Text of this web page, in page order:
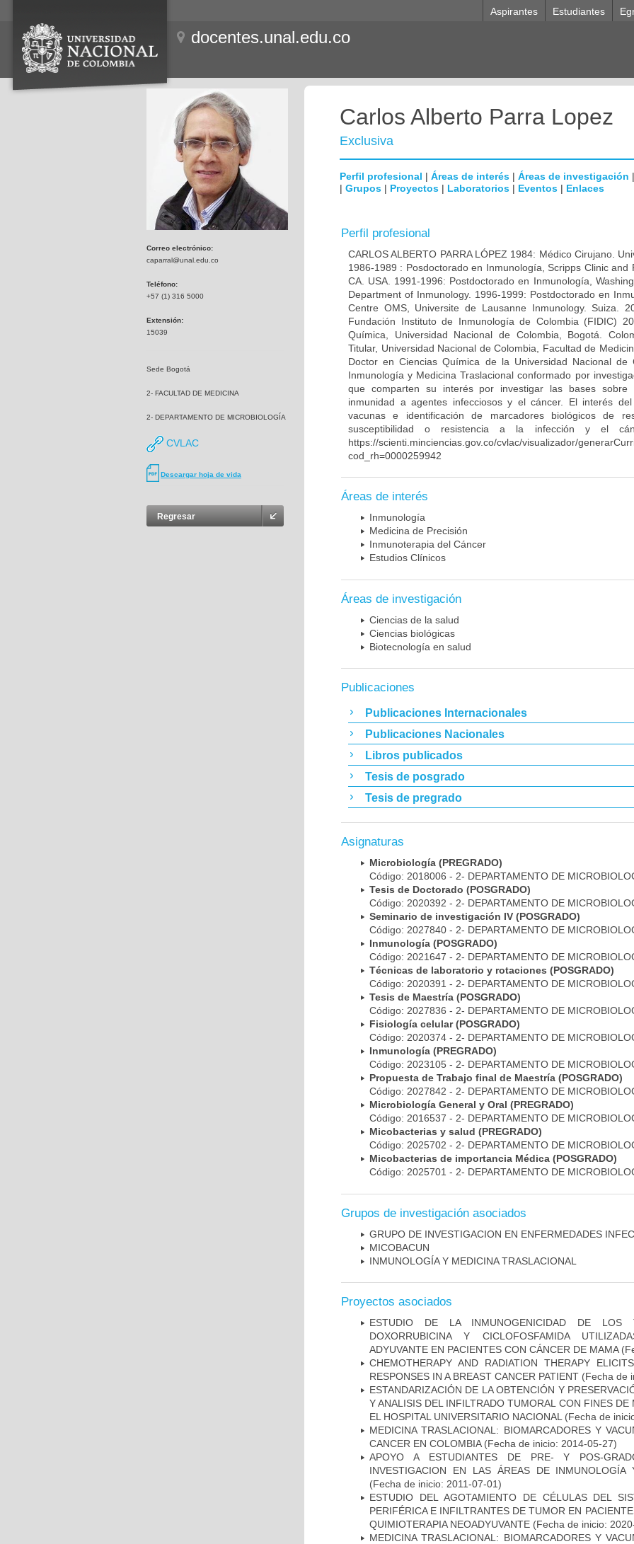
Aspirantes Estudiantes
docentes.unal.edu.co
Correo electrónico:
caparral@unal.edu.co
Teléfono:
+57 (1) 316 5000
Extensión:
15039
Sede Bogotá
2- FACULTAD DE MEDICINA
2- DEPARTAMENTO DE MICROBIOLOGÍA
CVLAC
Descargar hoja de vida
Regresar
Carlos Alberto Parra Lopez
Exclusiva
Perfil profesional | Áreas de interés | Áreas de investigación |
| Grupos | Proyectos | Laboratorios | Eventos | Enlaces
Perfil profesional
CARLOS ALBERTO PARRA LÓPEZ 1984: Médico Cirujano.
1986-1989 : Posdoctorado en Inmunología, Scripps Clinic and
CA. USA. 1991-1996: Postdoctorado en Inmunología,
Department of Inmunology. 1996-1999: Postdoctorado en
Centre OMS, Universite de Lausanne Inmunology. Suiza.
Fundación Instituto de Inmunología de Colombia (FIDIC)
Química, Universidad Nacional de Colombia, Bogotá.
Titular, Universidad Nacional de Colombia, Facultad de
Doctor en Ciencias Química de la Universidad Nacional
Inmunología y Medicina Traslacional conformado por
que comparten su interés por investigar las bases sobre
inmunidad a agentes infecciosos y el cáncer. El interés
vacunas e identificación de marcadores biológicos de
susceptibilidad o resistencia a la infección y el
https://scienti.minciencias.gov.co/cvlac/visualizador/
cod_rh=0000259942
Áreas de interés
Inmunología
Medicina de Precisión
Inmunoterapia del Cáncer
Estudios Clínicos
Áreas de investigación
Ciencias de la salud
Ciencias biológicas
Biotecnología en salud
Publicaciones
Publicaciones Internacionales
Publicaciones Nacionales
Libros publicados
Tesis de posgrado
Tesis de pregrado
Asignaturas
Microbiología (PREGRADO)
Código: 2018006 - 2- DEPARTAMENTO DE
Tesis de Doctorado (POSGRADO)
Código: 2020392 - 2- DEPARTAMENTO DE
Seminario de investigación IV (POSGRADO)
Código: 2027840 - 2- DEPARTAMENTO DE
Inmunología (POSGRADO)
Código: 2021647 - 2- DEPARTAMENTO DE
Técnicas de laboratorio y rotaciones (POSGRADO)
Código: 2020391 - 2- DEPARTAMENTO DE
Tesis de Maestría (POSGRADO)
Código: 2027836 - 2- DEPARTAMENTO DE
Fisiología celular (POSGRADO)
Código: 2020374 - 2- DEPARTAMENTO DE
Inmunología (PREGRADO)
Código: 2023105 - 2- DEPARTAMENTO DE
Propuesta de Trabajo final de Maestría (POSGRADO)
Código: 2027842 - 2- DEPARTAMENTO DE
Microbiología General y Oral (PREGRADO)
Código: 2016537 - 2- DEPARTAMENTO DE
Micobacterias y salud (PREGRADO)
Código: 2025702 - 2- DEPARTAMENTO DE
Micobacterias de importancia Médica (POSGRADO)
Código: 2025701 - 2- DEPARTAMENTO DE
Grupos de investigación asociados
GRUPO DE INVESTIGACION EN ENFERMEDADES
MICOBAC­UN
INMUNOLOGÍA Y MEDICINA TRASLACIONAL
Proyectos asociados
ESTUDIO DE LA INMUNOGENICIDAD DE LOS
DOXORRUBICINA Y CICLOFOSFAMIDA
ADYUVANTE EN PACIENTES CON CÁNCER DE MAMA
CHEMOTHERAPY AND RADIATION THERAPY
RESPONSES IN A BREAST CANCER PATIENT (Fecha de
ESTANDARIZACIÓN DE LA OBTENCIÓN Y
Y ANALISIS DEL INFILTRADO TUMORAL CON FINES DE
EL HOSPITAL UNIVERSITARIO NACIONAL (Fecha de
MEDICINA TRASLACIONAL: BIOMARCADORES Y
CANCER EN COLOMBIA(Fecha de inicio: 2014-05-27)
APOYO A ESTUDIANTES DE PRE- Y POS-
INVESTIGACION EN LAS ÁREAS DE INMUNOLOGÍA
(Fecha de inicio: 2011-07-01)
ESTUDIO DEL AGOTAMIENTO DE CÉLULAS DEL
PERIFÉRICA E INFILTRANTES DE TUMOR EN
QUIMIOTERAPIA NEOADYUVANTE (Fecha de inicio:
MEDICINA TRASLACIONAL: BIOMARCADORES Y